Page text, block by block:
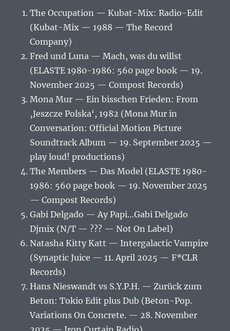
The Occupation — Kubat-Mix: Radio-Edit
(Kubat-Mix — 1988 — The Record
Company)
Fred und Luna — Mach, was du willst
(ELASTE 1980-1986: 560 page book — 19.
November 2025 — Compost Records)
Mona Mur — Ein bisschen Frieden: From
‚Jeszcze Polska‘, 1982 (Mona Mur in
Conversation: Official Motion Picture
Soundtrack Album — 19. September 2025 —
play loud! productions)
The Members — Das Model (ELASTE 1980-
1986: 560 page book — 19. November 2025
— Compost Records)
Gabi Delgado — Ay Papi…Gabi Delgado
Djmix (N/T — ??? — Not On Label)
Natasha Kitty Katt — Intergalactic Vampire
(Synaptic Juice — 11. April 2025 — F*CLR
Records)
Hans Nieswandt vs S.Y.P.H. — Zurück zum
Beton: Tokio Edit plus Dub (Beton-Pop.
Variations On Concrete. — 28. November